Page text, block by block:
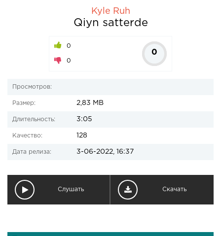
Kyle Ruh
Qiyn satterde
0
0
0
Просмотров:
Размер: 2,83 MB
Длительность: 3:05
Качество: 128
Дата релиза: 3-06-2022, 16:37
Слушать Скачать